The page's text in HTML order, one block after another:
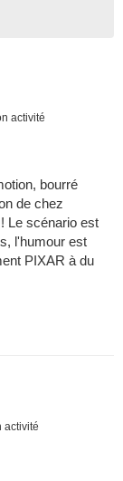
activité
bourré
de chez
Le scénario est
l'humour est
PIXAR à du
activité